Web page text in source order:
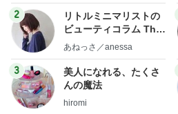
2
リトルミニマリストの
ビューティコラム The
little minimalist's bea
あねっさ／anessa
3
美人になれる、たくさ
んの魔法
hiromi